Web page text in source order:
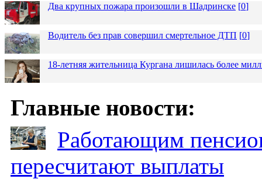
Два крупных пожара произошли в Шадринске [0]
Водитель без прав совершил смертельное ДТП [0]
18-летняя жительница Кургана лишилась более
Главные новости:
Работающим
пересчитают выплаты